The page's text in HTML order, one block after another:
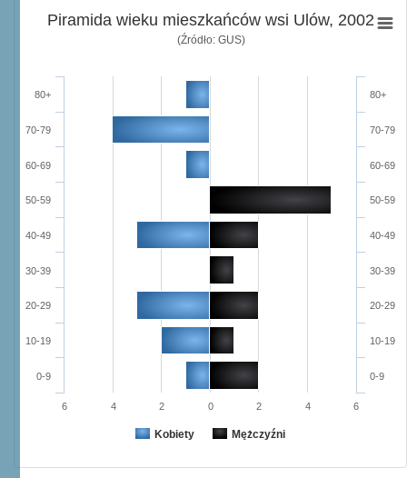
Piramida wieku mieszkańców wsi Ulów, 2002
(Źródło: GUS)
Kobiety Mężczyźni
0-9
10-19
20-29
30-39
40-49
50-59
60-69
70-79
80+
0-9
10-19
20-29
30-39
40-49
50-59
60-69
70-79
80+
6 4 2 0 2 4 6